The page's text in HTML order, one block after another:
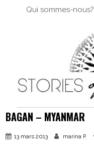
Qui sommes-nous?
BAGAN – MYANMAR
13 mars 2013 marina P.